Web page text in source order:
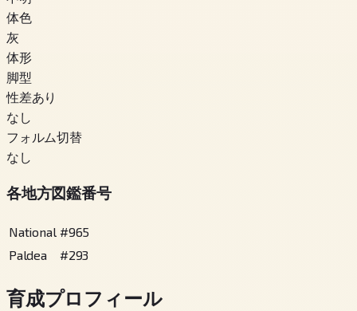
体色
灰
体形
脚型
性差あり
なし
フォルム切替
なし
各地方図鑑番号
National #965
Paldea
#293
育成プロフィール